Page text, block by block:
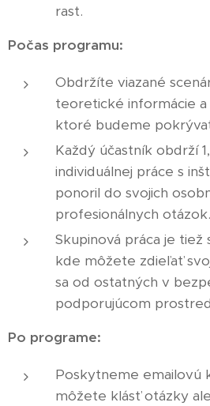
rast.
Počas programu:
Obdržíte viazané
teoretické informácie a
ktoré budeme
Každý účastník obdrží
individuálnej práce s
ponoril do svojich
profesionálnych otázok.
Skupinová práca je tiež
kde môžete zdieľať
sa od ostatných v
podporujúcom
Po programe:
Poskytneme emailovú
môžete klásť otázky